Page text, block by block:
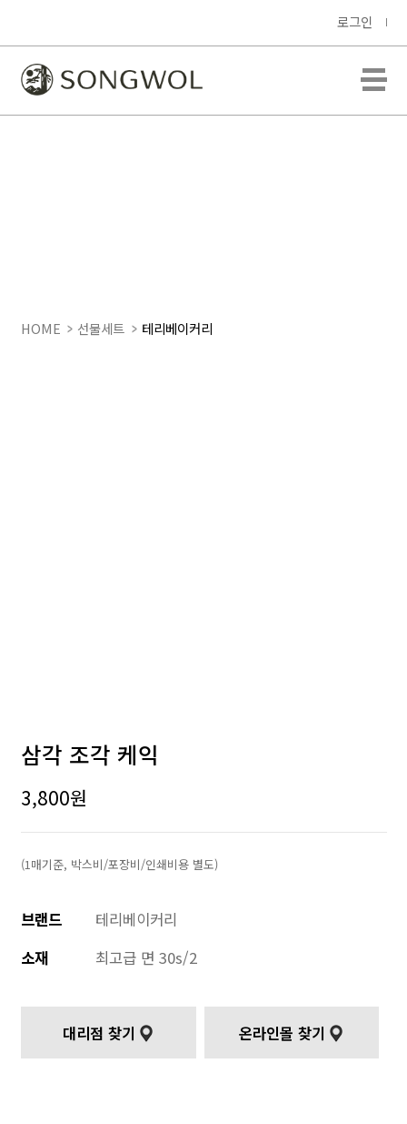
로그인
HOME 선물세트 테리베이커리
삼각 조각 케익
3,800원
(1매기준, 박스비/포장비/인쇄비용 별도)
브랜드
테리베이커리
소재
최고급 면 30s/2
대리점 찾기 온라인몰 찾기